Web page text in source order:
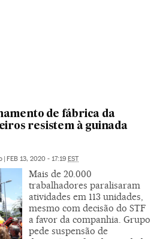
de fábrica da
resistem à guinada
| FEB 13, 2020 - 17:19 EST
Mais de 20.000
trabalhadores paralisaram
atividades em 113 unidades,
mesmo com decisão do STF
a favor da companhia. Grupo
pede suspensão de